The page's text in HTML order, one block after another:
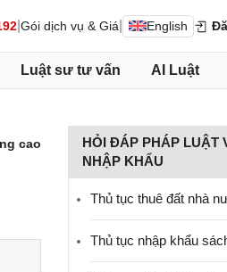
Gói dịch vụ & Giá English
Luật sư tư vấn AI Luật
cao
HỎI ĐÁP PHÁP LUẬT
NHẬP KHẨU
Thủ tục thuê đất nhà
Thủ tục nhập khẩu